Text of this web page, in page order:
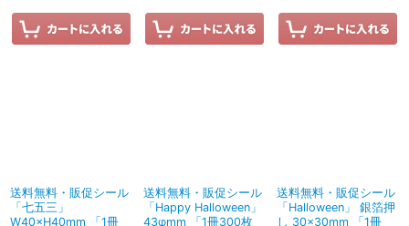
送料無料・販促シール
「七五三」
W40×H40mm 「1冊
送料無料・販促シール
「Happy Halloween」
43φmm 「1冊300枚
送料無料・販促シール
「Halloween」 銀箔押
し 30×30mm 「1冊